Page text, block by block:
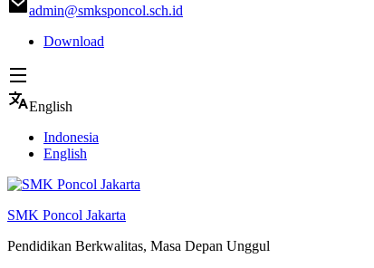
admin@smksponcol.sch.id
Download
English
Indonesia
English
SMK Poncol Jakarta
Pendidikan Berkwalitas, Masa Depan Unggul